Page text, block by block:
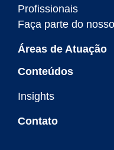
Profissionais
Faça parte do
Áreas de Atuação
Conteúdos
Insights
Contato